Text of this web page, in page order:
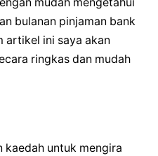
bulanan pinjaman bank
artikel ini saya akan
ringkas dan mudah
kaedah untuk mengira